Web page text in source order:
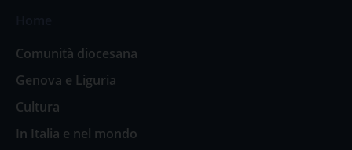
Comunità diocesana
Genova e Liguria
Cultura
In Italia e nel mondo